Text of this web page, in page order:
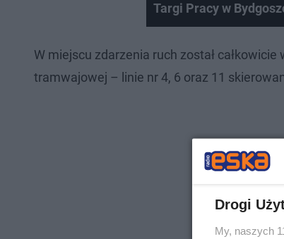
Targi Pracy w
W miejscu zdarzenia ruch został
tramwajowej – linie nr 4, 6 oraz 11
Drogi
My, naszych